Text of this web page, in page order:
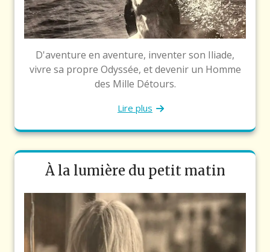
D'aventure en aventure, inventer son Iliade,
vivre sa propre Odyssée, et devenir un Homme
des Mille Détours.
Lire plus
À la lumière du petit matin